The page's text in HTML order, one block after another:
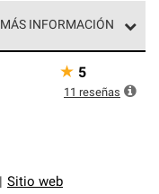
MÁS INFORMACIÓN
de nuestra red
estrictos de
garantía de
Sitio web
★ 5
11 reseñas